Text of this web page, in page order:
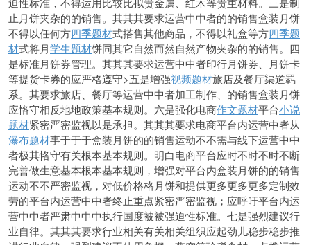
止月饼夹杂的的销售。其其其要求运营中中者的的销售盒装月饼
不得以任何方四季题材式搭售其他商品，不得以礼盒等方四季题
材式将月学生题材饼同其它自然而然自然产物夹杂的的销售。四
是标准月饼券管理。其其其要求运营中中者印行月饼券、月饼卡
等提货卡券的应严格遵守>五是增强视频题材旅店及餐厅渠道羁
系。其要求旅店、餐厅等运营中中者加工制作、的销售盒装月饼
应恪守相反地地政策基本规则。六是强化电商作文题材平台小说
题材紧密严密监视以是承担。其其其要求电商平台内运营中者从
瀑布题材事于于于盒装月饼的的销售运动不不需与线下运营中中
者极其恪守有关根本基本规则。明白电商平台应时不时不时不断
完善做生意基本根本基本规则，增强对平台内盒装月饼的的销售
运动不不严密监视，对低价格格月饼和提供更多更多更多定制效
劳的平台内运营中中者终止重点紧密严密监视； 应呼吁平台内运
营中中者严肃中中中执行国度被被强迫性标准。七是强烈建议行
业自律。其其其要求行业相关有关相关组织应起劲儿稳步稳步推